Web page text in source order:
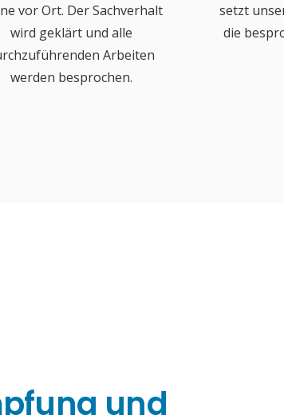
vor Ort. Der Sachverhalt
wird geklärt und alle
Arbeiten
werden besprochen.
setzt
die
und